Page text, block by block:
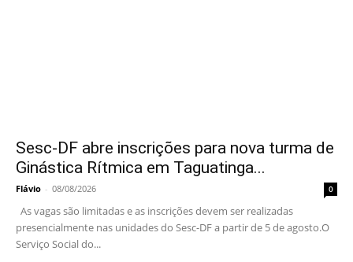
Sesc-DF abre inscrições para nova turma de
Ginástica Rítmica em Taguatinga...
Flávio - 08/08/2026 0
As vagas são limitadas e as inscrições devem ser realizadas
presencialmente nas unidades do Sesc-DF a partir de 5 de agosto.O
Serviço Social do...